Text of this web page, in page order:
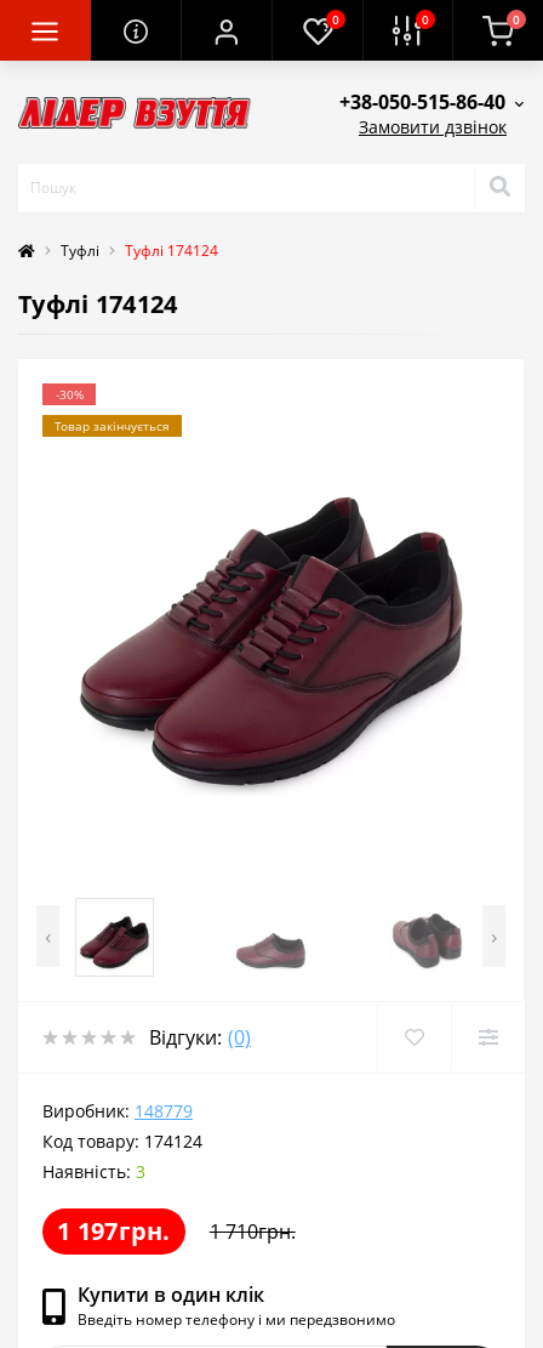
0 0 0
+38-050-515-86-40
Замовити дзвінок
Tуфлі Туфлі 174124
Туфлі 174124
-30%
Товар закінчується
‹ ›
Відгуки: (0)
Виробник: 148779
Код товару: 174124
Наявність: 3
1 197грн. 1 710грн.
Купити в один клік
Введіть номер телефону і ми передзвонимо